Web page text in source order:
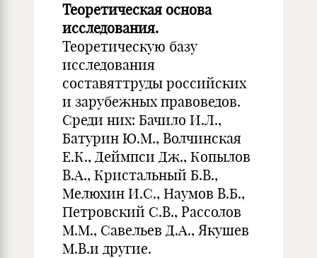
Теоретическая основа
исследования.
Теоретическую базу
исследования
составяттруды российских
и зарубежных правоведов.
Среди них: Бачило И.Л.,
Батурин Ю.М., Волчинская
Е.К., Деймпси Дж., Копылов
В.А., Кристальный Б.В.,
Мелюхин И.С., Наумов В.Б.,
Петровский С.В., Рассолов
М.М., Савельев Д.А., Якушев
М.В.и другие.